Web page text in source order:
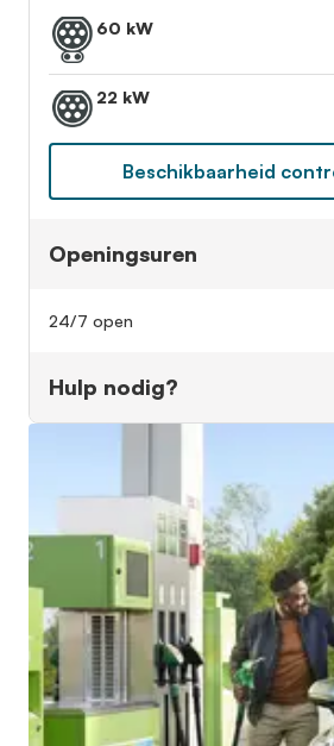
60 kW
22 kW
Beschikbaarheid
Openingsuren
24/7 open
Hulp nodig?